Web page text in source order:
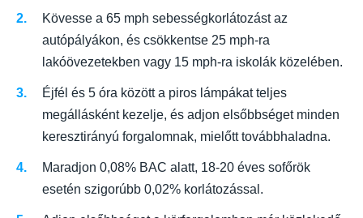
Kövesse a 65 mph sebességkorlátozást az
autópályákon, és csökkentse 25 mph-ra
lakóövezetekben vagy 15 mph-ra iskolák közelében.
Éjfél és 5 óra között a piros lámpákat teljes
megállásként kezelje, és adjon elsőbbséget minden
keresztirányú forgalomnak, mielőtt továbbhaladna.
Maradjon 0,08% BAC alatt, 18-20 éves sofőrök
esetén szigorúbb 0,02% korlátozással.